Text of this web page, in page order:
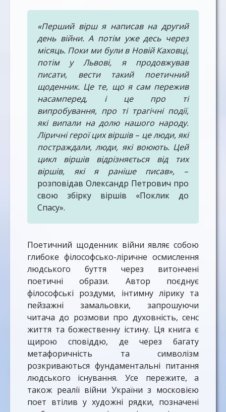
«Перший вірш я написав на другий
день війни. А потім уже десь через
місяць. Поки ми були в Новій Каховці,
потім у Львові, я продовжував
писати, вести такий поетичний
щоденник. Це те, що я сам пережив
насамперед, і це про ті
випробування, про ті трагічні події,
які випали на долю нашого народу.
Ліричні герої цих віршів – це люди, які
постраждали, люди, які воюють. Цей
цикл віршів відрізняється від тих
віршів, які я раніше писав», –
розповідав Олександр Петрович про
свою збірку віршів «Поклик до
Спасу».
Поетичний щоденник війни являє собою
глибоке філософсько-ліричне осмислення
людського буття через витончені
поетичні образи. Автор поєднує
філософські роздуми, інтимну лірику та
пейзажні замальовки, запрошуючи
читача до розмови про духовність, сенс
життя та божественну істину. Ця книга є
щирою сповіддю, де через багату
метафоричність та символізм
розкриваються фундаментальні питання
людського існування. Усе пережите, а
також реалії війни України з московією
поет втілив у художні рядки, позначені